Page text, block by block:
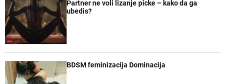
Partner ne voli lizanje picke – kako da ga
ubedis?
BDSM feminizacija Dominacija